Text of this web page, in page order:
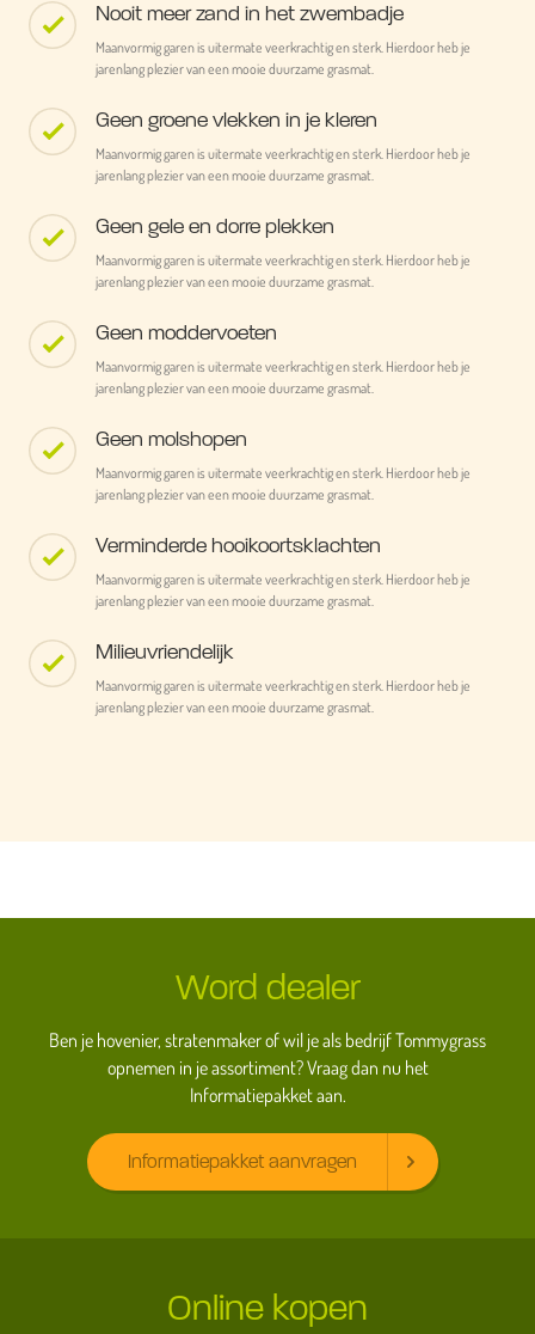
Nooit meer zand in het zwembadje
Maanvormig garen is uitermate veerkrachtig en sterk. Hierdoor heb je
jarenlang plezier van een mooie duurzame grasmat.
Geen groene vlekken in je kleren
Maanvormig garen is uitermate veerkrachtig en sterk. Hierdoor heb je
jarenlang plezier van een mooie duurzame grasmat.
Geen gele en dorre plekken
Maanvormig garen is uitermate veerkrachtig en sterk. Hierdoor heb je
jarenlang plezier van een mooie duurzame grasmat.
Geen moddervoeten
Maanvormig garen is uitermate veerkrachtig en sterk. Hierdoor heb je
jarenlang plezier van een mooie duurzame grasmat.
Geen molshopen
Maanvormig garen is uitermate veerkrachtig en sterk. Hierdoor heb je
jarenlang plezier van een mooie duurzame grasmat.
Verminderde hooikoortsklachten
Maanvormig garen is uitermate veerkrachtig en sterk. Hierdoor heb je
jarenlang plezier van een mooie duurzame grasmat.
Milieuvriendelijk
Maanvormig garen is uitermate veerkrachtig en sterk. Hierdoor heb je
jarenlang plezier van een mooie duurzame grasmat.
Word dealer
Ben je hovenier, stratenmaker of wil je als bedrijf Tommygrass
opnemen in je assortiment? Vraag dan nu het
Informatiepakket aan.
Informatiepakket aanvragen
Online kopen